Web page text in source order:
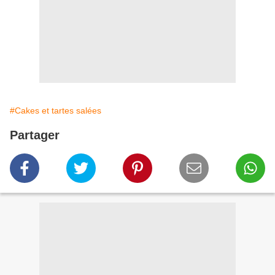
#Cakes et tartes salées
Partager